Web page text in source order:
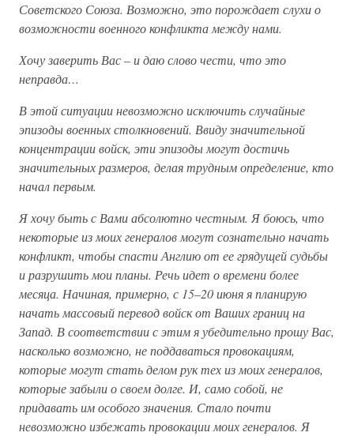
Советского Союза. Возможно, это порождает слухи о
возможности военного конфликта между нами.
Хочу заверить Вас – и даю слово чести, что это
неправда…
В этой ситуации невозможно исключить случайные
эпизоды военных столкновений. Ввиду значительной
концентрации войск, эти эпизоды могут достичь
значительных размеров, делая трудным определение, кто
начал первым.
Я хочу быть с Вами абсолютно честным. Я боюсь, что
некоторые из моих генералов могут сознательно начать
конфликт, чтобы спасти Англию от ее грядущей судьбы
и разрушить мои планы. Речь идет о времени более
месяца. Начиная, примерно, с 15–20 июня я планирую
начать массовый перевод войск от Ваших границ на
Запад. В соответствии с этим я убедительно прошу Вас,
насколько возможно, не поддаваться провокациям,
которые могут стать делом рук тех из моих генералов,
которые забыли о своем долге. И, само собой, не
придавать им особого значения. Стало почти
невозможно избежать провокации моих генералов. Я